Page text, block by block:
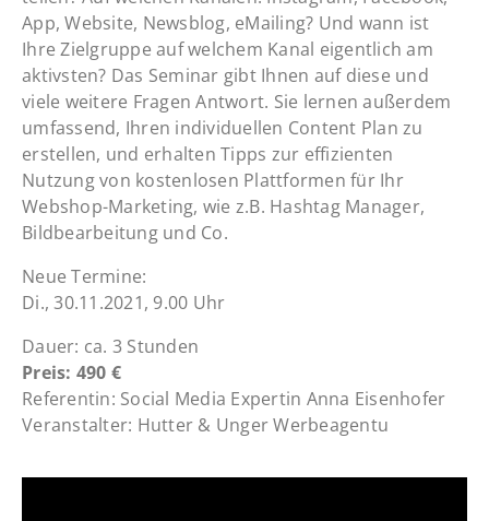
App, Website, Newsblog, eMailing? Und wann ist
Ihre Zielgruppe auf welchem Kanal eigentlich am
aktivsten? Das Seminar gibt Ihnen auf diese und
viele weitere Fragen Antwort. Sie lernen außerdem
umfassend, Ihren individuellen Content Plan zu
erstellen, und erhalten Tipps zur effizienten
Nutzung von kostenlosen Plattformen für Ihr
Webshop-Marketing, wie z.B. Hashtag Manager,
Bildbearbeitung und Co.
Neue Termine:
Di., 30.11.2021, 9.00 Uhr
Dauer: ca. 3 Stunden
Preis: 490 €
Referentin: Social Media Expertin Anna Eisenhofer
Veranstalter: Hutter & Unger Werbeagentu